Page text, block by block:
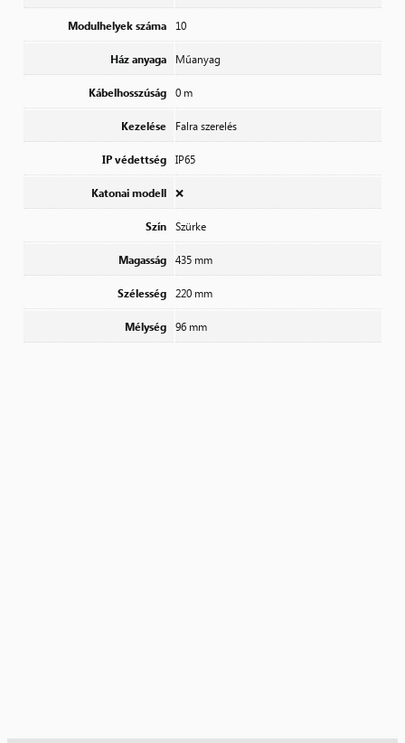
Modulhelyek száma 10
Ház anyaga Műanyag
Kábelhosszúság 0 m
Kezelése Falra szerelés
IP védettség IP65
Katonai modell ❌
Szín Szürke
Magasság 435 mm
Szélesség 220 mm
Mélység 96 mm